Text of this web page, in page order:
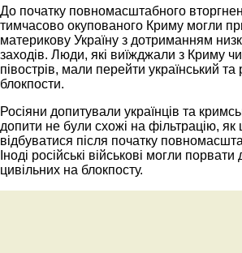
До початку повномасштабного
тимчасово окупованого Криму могли
материкову Україну з дотриманням
заходів. Люди, які виїжджали з Криму
півострів, мали перейти український та
блокпости.
Росіяни допитували українців та
допити не були схожі на фільтрацію, як
відбуватися після початку
Іноді російські військові могли
цивільних на блокпосту.